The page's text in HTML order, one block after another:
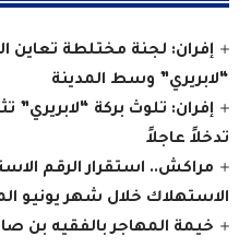
إفران: لجنة مختلطة تعاين
“لابريري” وسط المدينة
إفران: تلوث بركة
تدخلاً عاجلاً
مراكش.. استقرار الرقم
الاستهلاك خلال شهر يونيو
خيمة المهاجر بالفقيه بن